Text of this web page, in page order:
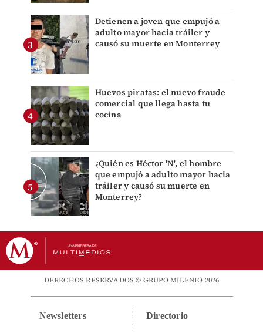
Detienen a joven que empujó a
adulto mayor hacia tráiler y
causó su muerte en Monterrey
Huevos piratas: el nuevo fraude
comercial que llega hasta tu
cocina
¿Quién es Héctor 'N', el hombre
que empujó a adulto mayor hacia
tráiler y causó su muerte en
Monterrey?
DERECHOS RESERVADOS © GRUPO MILENIO 2026
Newsletters Directorio